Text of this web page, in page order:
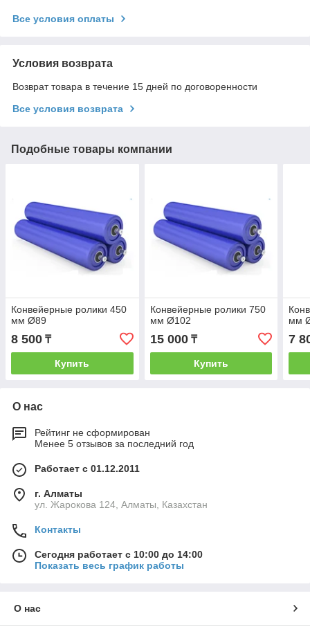
Все условия оплаты
Условия возврата
Возврат товара в течение 15 дней по договоренности
Все условия возврата
Подобные товары компании
Конвейерные ролики 450
мм Ø89
8 500 ₸
Купить
Конвейерные ролики 750
мм Ø102
15 000₸
Купить
мм
7
О нас
Рейтинг не сформирован
Менее 5 отзывов за последний год
Работает с 01.12.2011
г. Алматы
ул. Жарокова 124, Алматы, Казахстан
Контакты
Сегодня работает с 10:00 до 14:00
Показать весь график работы
О нас